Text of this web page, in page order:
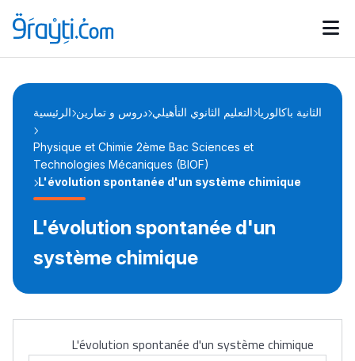
Catégories
d'actualités
Annonces bourses
الرئيسية دروس و تمارين التعليم الثانوي التأهيلي الثانية باكالوريا
Physique et Chimie 2ème Bac Sciences et
Technologies Mécaniques (BIOF)
L'évolution spontanée d'un système chimique
L'évolution spontanée d'un
système chimique
L'évolution spontanée d'un système chimique